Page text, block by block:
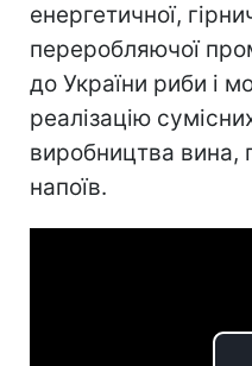
енергетичної,
переробляючої
до України риби і
реалізацію
виробництва вина,
напоїв.